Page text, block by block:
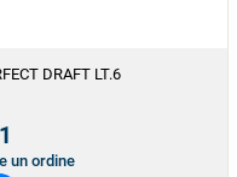
DRAFT LT.6
un ordine